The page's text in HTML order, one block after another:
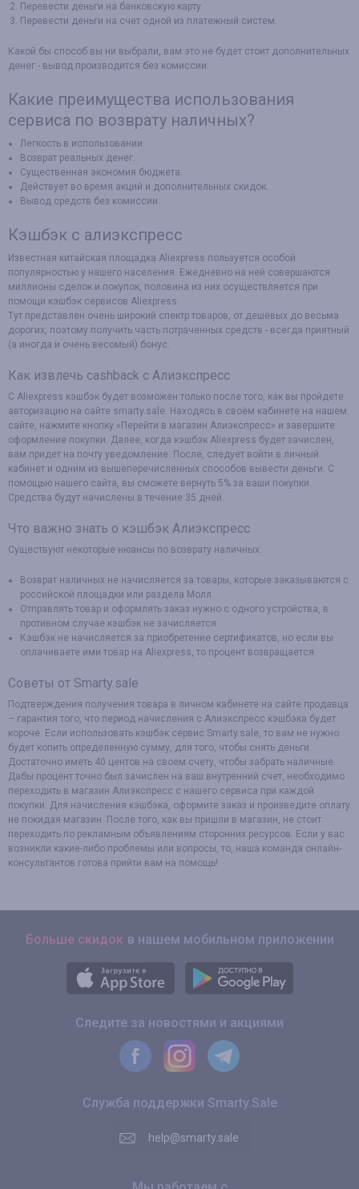
Перевести деньги на банковскую карту
Перевести деньги на счет одной из платежный систем.
Какой бы способ вы ни выбрали, вам это не будет стоит дополнительных
денег - вывод производится без комиссии.
Какие преимущества использования
сервиса по возврату наличных?
Легкость в использовании.
Возврат реальных денег.
Существенная экономия бюджета.
Действует во время акций и дополнительных скидок.
Вывод средств без комиссии.
Кэшбэк с алиэкспресс
Известная китайская площадка Aliexpress пользуется особой
популярностью у нашего населения. Ежедневно на ней совершаются
миллионы сделок и покупок, половина из них осуществляется при
помощи кэшбэк сервисов Aliexpress.
Тут представлен очень широкий спектр товаров, от дешёвых до весьма
дорогих, поэтому получить часть потраченных средств - всегда приятный
(а иногда и очень весомый) бонус.
Как извлечь cashback с Алиэкспресс
С Aliexpress кэшбэк будет возможен только после того, как вы пройдете
авторизацию на сайте smarty.sale. Находясь в своём кабинете на нашем
сайте, нажмите кнопку «Перейти в магазин Алиэкспресс» и завершите
оформление покупки. Далее, когда кэшбэк Aliexpress будет зачислен,
вам придет на почту уведомление. После, следует войти в личный
кабинет и одним из вышеперечисленных способов вывести деньги. С
помощью нашего сайта, вы сможете вернуть 5% за ваши покупки.
Средства будут начислены в течение 35 дней.
Что важно знать о кэшбэк Алиэкспресс
Существуют некоторые нюансы по возврату наличных:
Возврат наличных не начисляется за товары, которые заказываются с
российской площадки или раздела Молл
Отправлять товар и оформлять заказ нужно с одного устройства, в
противном случае кэшбэк не зачисляется
Кэшбэк не начисляется за приобретение сертификатов, но если вы
оплачиваете ими товар на Aliexpress, то процент возвращается.
Советы от Smarty.sale
Подтверждения получения товара в личном кабинете на сайте продавца
– гарантия того, что период начисления с Алиэкспресс кэшбэка будет
короче. Если использовать кэшбэк сервис Smarty.sale, то вам не нужно
будет копить определенную сумму, для того, чтобы снять деньги.
Достаточно иметь 40 центов на своем счету, чтобы забрать наличные.
Дабы процент точно был зачислен на ваш внутренний счет, необходимо
переходить в магазин Алиэкспресс с нашего сервиса при каждой
покупки. Для начисления кэшбэка, оформите заказ и произведите оплату
не покидая магазин. После того, как вы пришли в магазин, не стоит
переходить по рекламным объявлениям сторонних ресурсов. Если у вас
возникли какие-либо проблемы или вопросы, то, наша команда онлайн-
консультантов готова прийти вам на помощь!
Больше скидок в нашем мобильном приложении
Следите за новостями и акциями
Служба поддержки Smarty.Sale
help@smarty.sale